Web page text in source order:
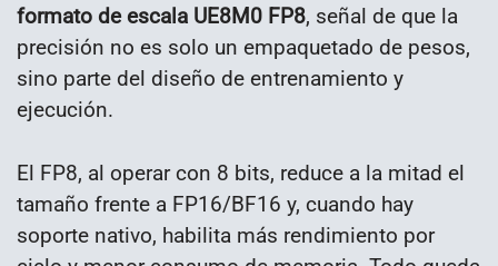
formato de escala UE8M0 FP8, señal de que la
precisión no es solo un empaquetado de pesos,
sino parte del diseño de entrenamiento y
ejecución.
El FP8, al operar con 8 bits, reduce a la mitad el
tamaño frente a FP16/BF16 y, cuando hay
soporte nativo, habilita más rendimiento por